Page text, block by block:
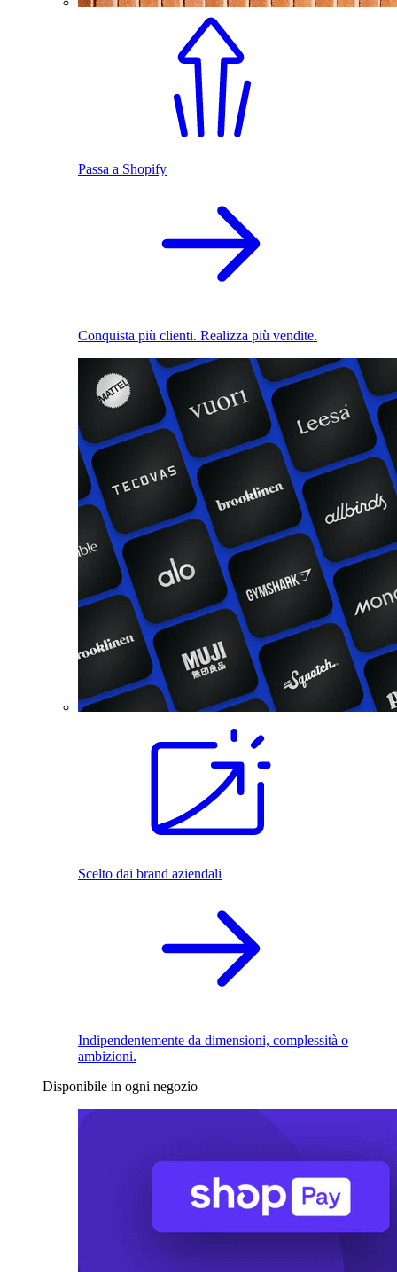
Passa a Shopify
Conquista più clienti. Realizza più vendite.
Scelto dai brand aziendali
Indipendentemente da dimensioni, complessità o
ambizioni.
Disponibile in ogni negozio